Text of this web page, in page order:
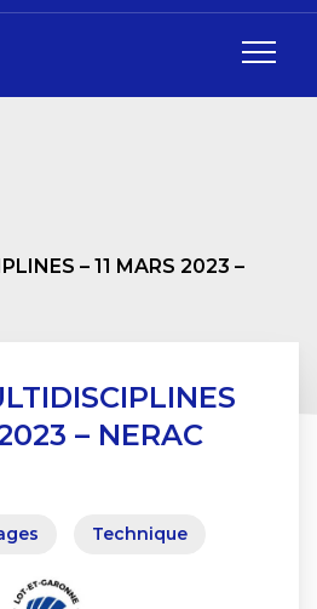
– 11 MARS 2023 –
– NERAC
Technique